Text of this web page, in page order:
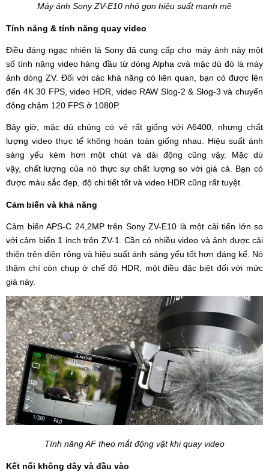
Máy ảnh Sony ZV-E10 nhỏ gọn hiệu suất mạnh mẽ
Tính năng & tính năng quay video
Điều đáng ngạc nhiên là Sony đã cung cấp cho máy ảnh này một
số tính năng video hàng đầu từ dòng Alpha cvà mặc dù đó là máy
ảnh dòng ZV. Đối với các khả năng có liên quan, bạn có được lên
đến 4K 30 FPS, video HDR, video RAW Slog-2 & Slog-3 và chuyển
động chậm 120 FPS ở 1080P.
Bây giờ, mặc dù chúng có vẻ rất giống với A6400, nhưng chất
lượng video thực tế không hoàn toàn giống nhau. Hiệu suất ánh
sáng yếu kém hơn một chút và dải động cũng vậy. Mặc dù
vậy, chất lượng của nó thực sự chất lượng so với giá cả. Bạn có
được màu sắc đẹp, độ chi tiết tốt và video HDR cũng rất tuyệt.
Cảm biến và khả năng
Cảm biến APS-C 24,2MP trên Sony ZV-E10 là một cải tiến lớn so
với cảm biến 1 inch trên ZV-1. Cần có nhiều video và ảnh được cải
thiện trên diện rộng và hiệu suất ánh sáng yếu tốt hơn đáng kể. Nó
thậm chí còn chụp ở chế độ HDR, một điều đặc biệt đối với mức
giá này.
Tính năng AF theo mắt động vật khi quay video
Kết nối không dây và đầu vào